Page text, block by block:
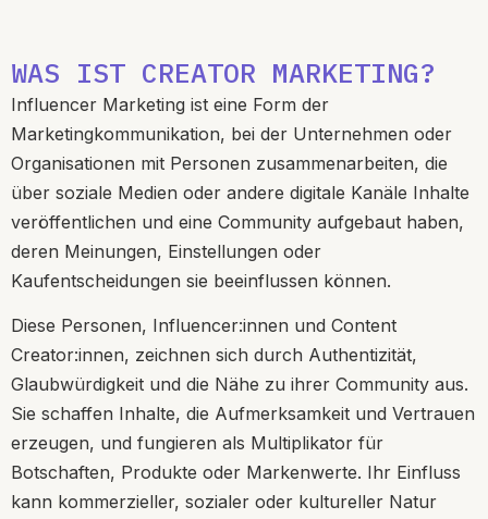
WAS IST CREATOR MARKETING?
Influencer Marketing ist eine Form der
Marketingkommunikation, bei der Unternehmen oder
Organisationen mit Personen zusammenarbeiten, die
über soziale Medien oder andere digitale Kanäle Inhalte
veröffentlichen und eine Community aufgebaut haben,
deren Meinungen, Einstellungen oder
Kaufentscheidungen sie beeinflussen können.
Diese Personen, Influencer:innen und Content
Creator:innen, zeichnen sich durch Authentizität,
Glaubwürdigkeit und die Nähe zu ihrer Community aus.
Sie schaffen Inhalte, die Aufmerksamkeit und Vertrauen
erzeugen, und fungieren als Multiplikator für
Botschaften, Produkte oder Markenwerte. Ihr Einfluss
kann kommerzieller, sozialer oder kultureller Natur